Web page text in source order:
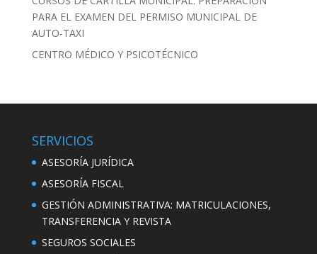
PARA EL EXAMEN DEL PERMISO MUNICIPAL DE
AUTO-TAXI
CENTRO MÉDICO Y PSICOTÉCNICO
SERVICIOS
ASESORÍA JURÍDICA
ASESORÍA FISCAL
GESTIÓN ADMINISTRATIVA: MATRICULACIONES,
TRANSFERENCIA Y REVISTA
SEGUROS SOCIALES